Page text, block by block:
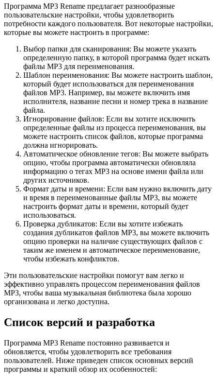
Программа MP3 Rename предлагает разнообразные
пользовательские настройки, чтобы удовлетворить
потребности каждого пользователя. Вот некоторые настройки,
которые вы можете настроить в программе:
Выбор папки для сканирования: Вы можете указать
определенную папку, в которой программа будет искать
файлы MP3 для переименования.
Шаблон переименования: Вы можете настроить шаблон,
который будет использоваться для переименования
файлов MP3. Например, вы можете включить имя
исполнителя, название песни и номер трека в название
файла.
Игнорирование файлов: Если вы хотите исключить
определенные файлы из процесса переименования, вы
можете настроить список файлов, которые программа
должна игнорировать.
Автоматическое обновление тегов: Вы можете выбрать
опцию, чтобы программа автоматически обновляла
информацию о тегах MP3 на основе имени файла или
других источников.
Формат даты и времени: Если вам нужно включить дату
и время в переименованные файлы MP3, вы можете
настроить формат даты и времени, который будет
использоваться.
Проверка дубликатов: Если вы хотите избежать
создания дубликатов файлов MP3, вы можете включить
опцию проверки на наличие существующих файлов с
таким же именем и автоматическое переименование,
чтобы избежать конфликтов.
Эти пользовательские настройки помогут вам легко и
эффективно управлять процессом переименования файлов
MP3, чтобы ваша музыкальная библиотека была хорошо
организована и легко доступна.
Список версий и разработка
Программа MP3 Rename постоянно развивается и
обновляется, чтобы удовлетворить все требования
пользователей. Ниже приведен список основных версий
программы и краткий обзор их особенностей: